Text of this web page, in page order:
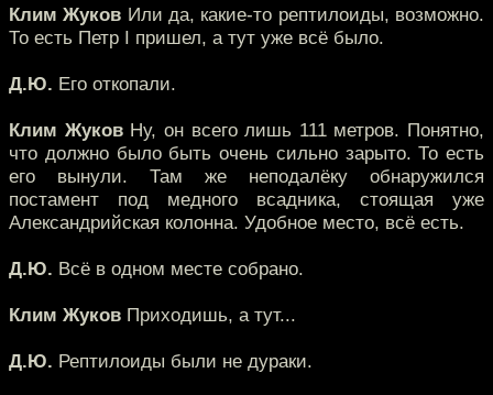
Клим Жуков Или да, какие-то рептилоиды, возможно.
То есть Петр I пришел, а тут уже всё было.
Д.Ю. Его откопали.
Клим ЖуковНу, он всего лишь 111 метров. Понятно,
что должно было быть очень сильно зарыто. То есть
его вынули. Там же неподалёку обнаружился
постамент под медного всадника, стоящая уже
Александрийская колонна. Удобное место, всё есть.
Д.Ю. Всё в одном месте собрано.
Клим Жуков Приходишь, а тут...
Д.Ю. Рептилоиды были не дураки.